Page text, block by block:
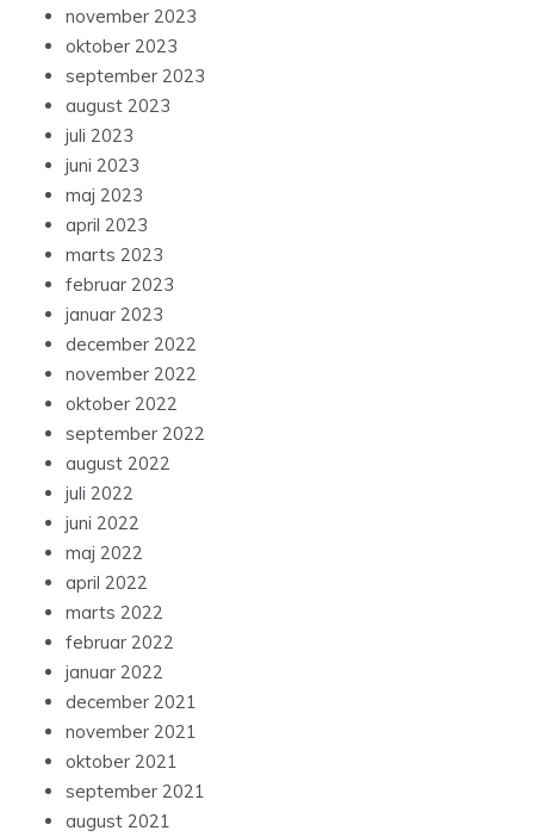
november 2023
oktober 2023
september 2023
august 2023
juli 2023
juni 2023
maj 2023
april 2023
marts 2023
februar 2023
januar 2023
december 2022
november 2022
oktober 2022
september 2022
august 2022
juli 2022
juni 2022
maj 2022
april 2022
marts 2022
februar 2022
januar 2022
december 2021
november 2021
oktober 2021
september 2021
august 2021